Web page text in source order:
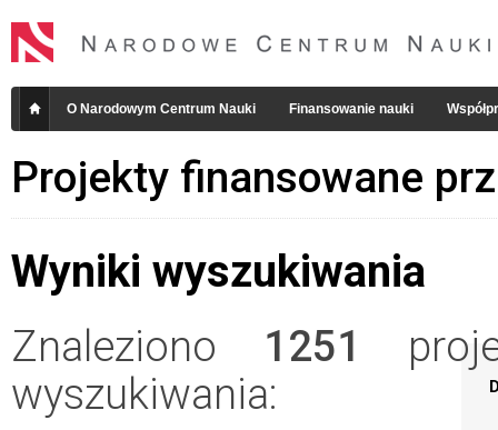
O Narodowym Centrum Nauki Finansowanie nauki
Projekty finansowane
Wyniki wyszukiwania
Znaleziono 1251
wyszukiwania: